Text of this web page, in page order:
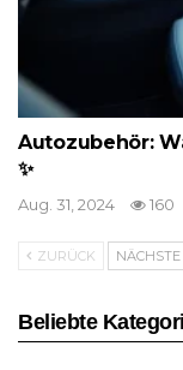
Autozubehör:
✨
Aug. 31, 2024 160
ZURÜCK NÄCHSTE
Beliebte